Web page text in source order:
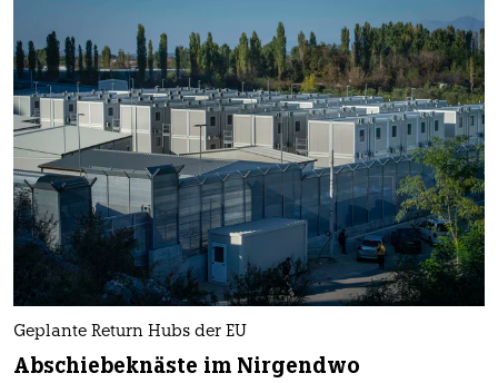
Geplante Return Hubs der EU
Abschiebeknäste im Nirgendwo